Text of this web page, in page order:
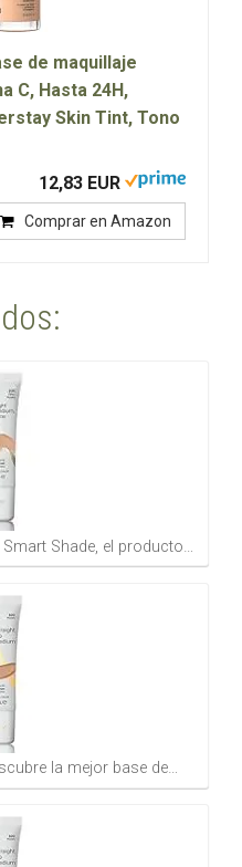
de maquillaje
C, Hasta 24H,
Skin Tint, Tono
12,83 EUR
Comprar en Amazon
Shade, el producto…
la mejor base de…